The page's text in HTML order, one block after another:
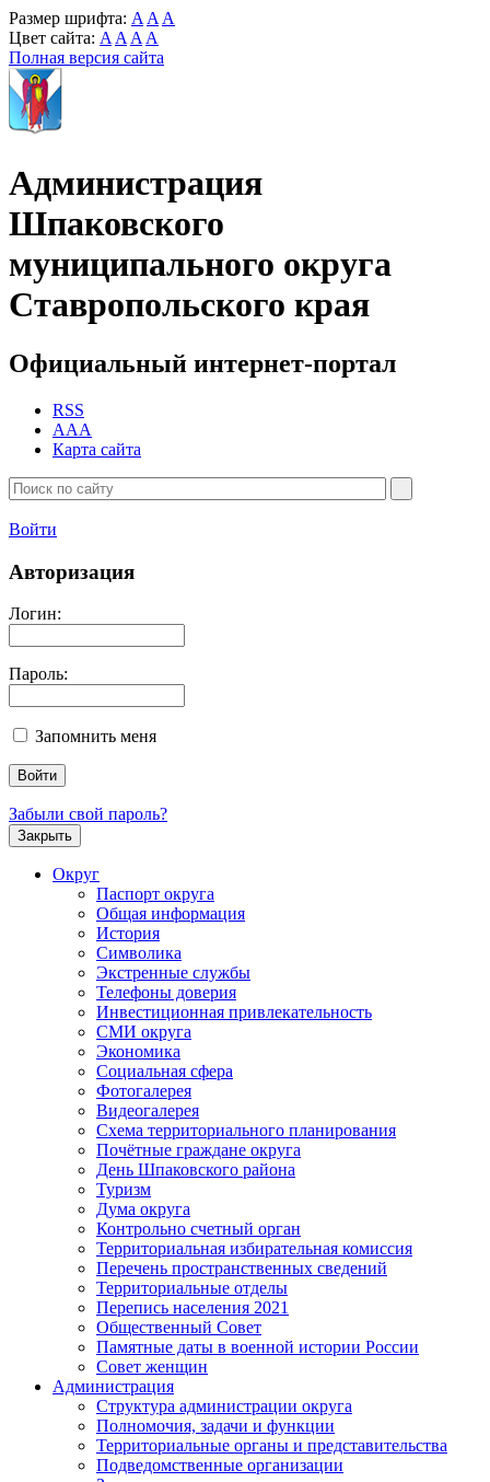
Размер шрифта: A A A
Цвет сайта: A A A A
Полная версия сайта
Администрация
Шпаковского
муниципального округа
Ставропольского края
Официальный интернет-портал
RSS
AAA
Карта сайта
Войти
Авторизация
Логин:
Пароль:
Запомнить меня
Забыли свой пароль?
Закрыть
Округ
Паспорт округа
Общая информация
История
Символика
Экстренные службы
Телефоны доверия
Инвестиционная привлекательность
СМИ округа
Экономика
Социальная сфера
Фотогалерея
Видеогалерея
Схема территориального планирования
Почётные граждане округа
День Шпаковского района
Туризм
Дума округа
Контрольно счетный орган
Территориальная избирательная комиссия
Перечень пространственных сведений
Территориальные отделы
Перепись населения 2021
Общественный Совет
Памятные даты в военной истории России
Совет женщин
Администрация
Структура администрации округа
Полномочия, задачи и функции
Территориальные органы и представительства
Подведомственные организации